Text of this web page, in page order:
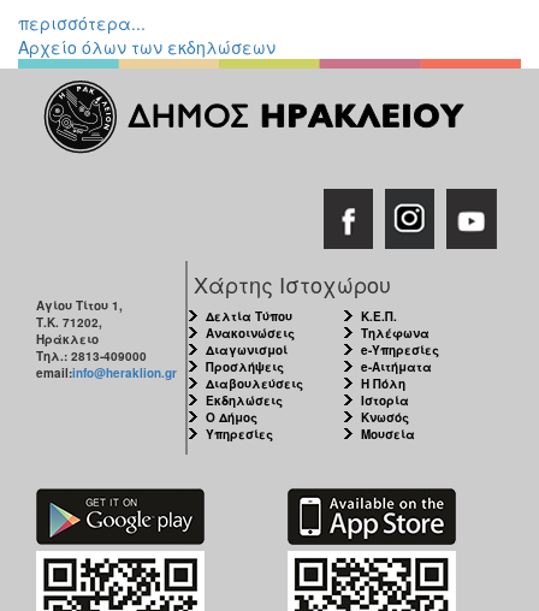
περισσότερα...
Αρχείο όλων των εκδηλώσεων
Αγίου Τίτου 1,
Τ.Κ. 71202,
Ηράκλειο
Τηλ.: 2813-409000
email:info@heraklion.gr
Χάρτης Ιστοχώρου
Δελτία Τύπου
Ανακοινώσεις
Διαγωνισμοί
Προσλήψεις
Διαβουλεύσεις
Εκδηλώσεις
Ο Δήμος
Υπηρεσίες
Κ.Ε.Π.
Τηλέφωνα
e-Υπηρεσίες
e-Αιτήματα
Η Πόλη
Ιστορία
Κνωσός
Μουσεία